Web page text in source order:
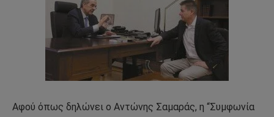
Αφού όπως δηλώνει ο Αντώνης Σαμαράς, η “Συμφωνία